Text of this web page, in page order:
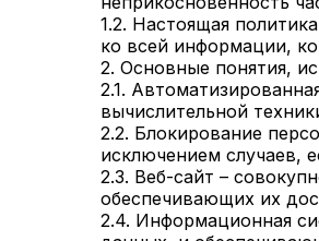
1.2. Настоящая
ко всей информации,
2. Основные понятия,
2.1.
вычислительной
2.2. Блокирование
исключением случаев,
2.3. Веб-сайт –
обеспечивающих их
2.4. Информационная